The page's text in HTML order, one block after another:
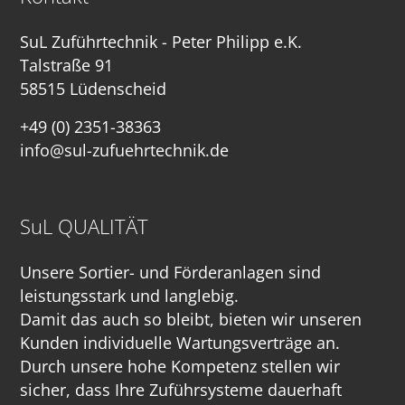
SuL Zuführtechnik - Peter Philipp e.K.
Talstraße 91
58515 Lüdenscheid
+49 (0) 2351-38363
info@sul-zufuehrtechnik.de
SuL QUALITÄT
Unsere Sortier- und Förderanlagen sind
leistungsstark und langlebig.
Damit das auch so bleibt, bieten wir unseren
Kunden individuelle Wartungsverträge an.
Durch unsere hohe Kompetenz stellen wir
sicher, dass Ihre Zuführsysteme dauerhaft